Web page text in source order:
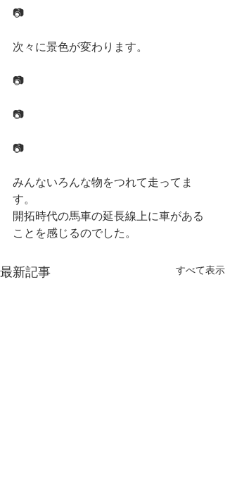
📷
次々に景色が変わります。
📷
📷
📷
みんないろんな物をつれて走ってま
す。
開拓時代の馬車の延長線上に車がある
ことを感じるのでした。
最新記事 すべて表示